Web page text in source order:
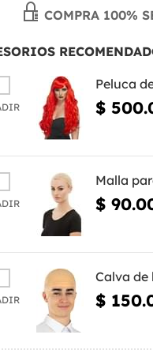
COMPRA 100%
Peluca
$
Malla
$
Calva de
$